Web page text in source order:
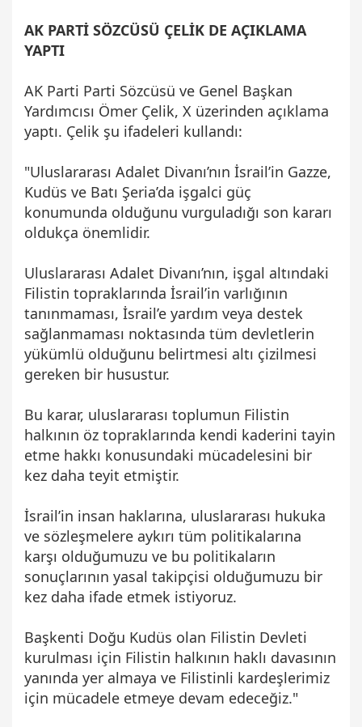
AK PARTİ SÖZCÜSÜ ÇELİK DE AÇIKLAMA
YAPTI
AK Parti Parti Sözcüsü ve Genel Başkan
Yardımcısı Ömer Çelik, X üzerinden açıklama
yaptı. Çelik şu ifadeleri kullandı:
"Uluslararası Adalet Divanı’nın İsrail’in Gazze,
Kudüs ve Batı Şeria’da işgalci güç
konumunda olduğunu vurguladığı son kararı
oldukça önemlidir.
Uluslararası Adalet Divanı’nın, işgal altındaki
Filistin topraklarında İsrail’in varlığının
tanınmaması, İsrail’e yardım veya destek
sağlanmaması noktasında tüm devletlerin
yükümlü olduğunu belirtmesi altı çizilmesi
gereken bir husustur.
Bu karar, uluslararası toplumun Filistin
halkının öz topraklarında kendi kaderini tayin
etme hakkı konusundaki mücadelesini bir
kez daha teyit etmiştir.
İsrail’in insan haklarına, uluslararası hukuka
ve sözleşmelere aykırı tüm politikalarına
karşı olduğumuzu ve bu politikaların
sonuçlarının yasal takipçisi olduğumuzu bir
kez daha ifade etmek istiyoruz.
Başkenti Doğu Kudüs olan Filistin Devleti
kurulması için Filistin halkının haklı davasının
yanında yer almaya ve Filistinli kardeşlerimiz
için mücadele etmeye devam edeceğiz."